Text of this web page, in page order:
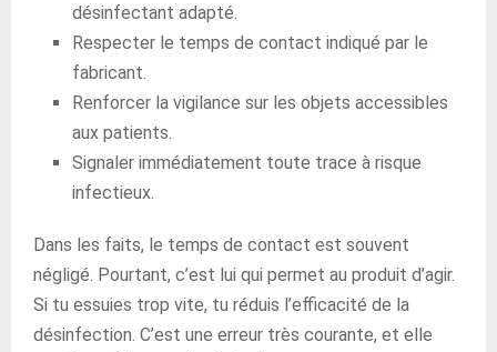
désinfectant adapté.
Respecter le temps de contact indiqué par le
fabricant.
Renforcer la vigilance sur les objets accessibles
aux patients.
Signaler immédiatement toute trace à risque
infectieux.
Dans les faits, le temps de contact est souvent
négligé. Pourtant, c’est lui qui permet au produit d’agir.
Si tu essuies trop vite, tu réduis l’efficacité de la
désinfection. C’est une erreur très courante, et elle